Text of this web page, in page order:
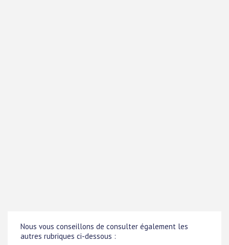
Nous vous conseillons de consulter également les
autres rubriques ci-dessous :